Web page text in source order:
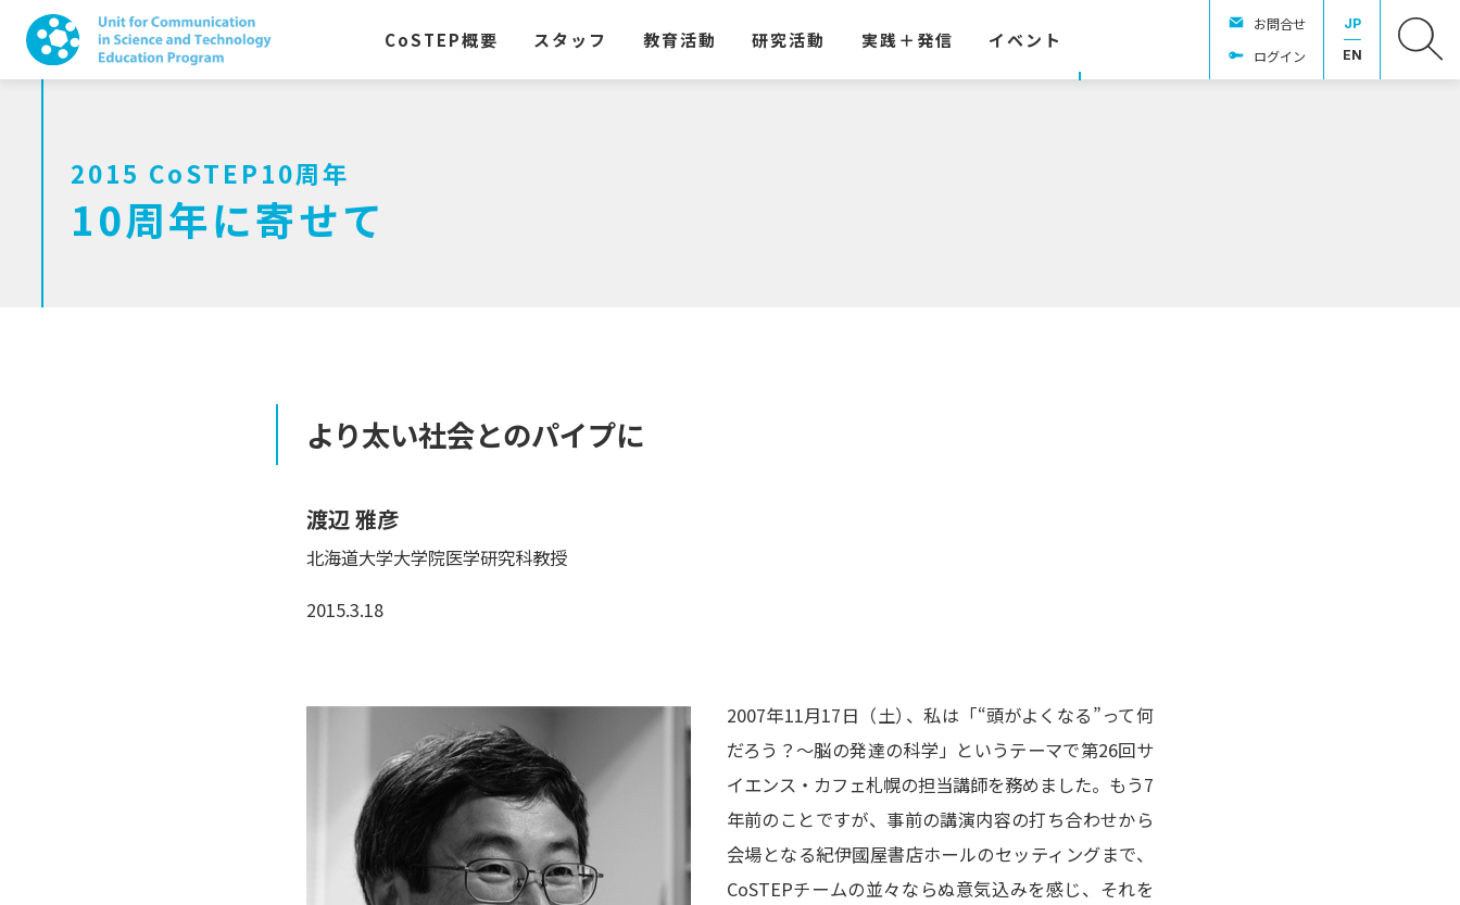
CoSTEP概要 スタッフ 教育活動 研究活動 実践＋発信 イベント
お問合せ
ログイン
JP
EN
2015 CoSTEP10周年
10周年に寄せて
より太い社会とのパイプに
渡辺 雅彦
北海道大学大学院医学研究科教授
2015.3.18
2007年11月17日（土） 、私は「“頭がよくなる”って何
だろう？～脳の発達の科学」というテーマで第26回サ
イエンス・カフェ札幌の担当講師を務めました。もう7
年前のことですが、事前の講演内容の打ち合わせから
会場となる紀伊國屋書店ホールのセッティングまで、
CoSTEPチームの並々ならぬ意気込みを感じ、それを